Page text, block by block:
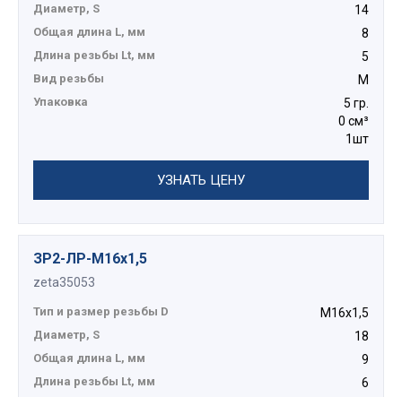
Диаметр, S 14
Общая длина L, мм 8
Длина резьбы Lt, мм 5
Вид резьбы М
Упаковка
5 гр.
0 см³
1шт
УЗНАТЬ ЦЕНУ
ЗР2-ЛР-М16х1,5
zeta35053
Тип и размер резьбы D М16х1,5
Диаметр, S 18
Общая длина L, мм 9
Длина резьбы Lt, мм 6